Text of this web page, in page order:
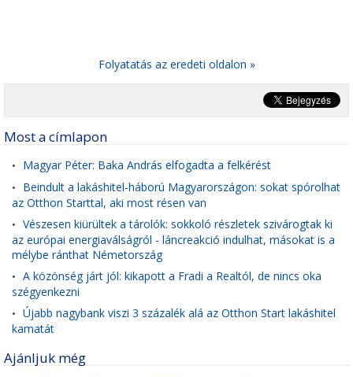
Folyatatás az eredeti oldalon »
Most a címlapon
• Magyar Péter: Baka András elfogadta a felkérést
• Beindult a lakáshitel-háború Magyarországon: sokat spórolhat
az Otthon Starttal, aki most résen van
• Vészesen kiürültek a tárolók: sokkoló részletek szivárogtak ki
az európai energiaválságról - láncreakció indulhat, másokat is a
mélybe ránthat Németország
• A közönség járt jól: kikapott a Fradi a Realtól, de nincs oka
szégyenkezni
• Újabb nagybank viszi 3 százalék alá az Otthon Start lakáshitel
kamatát
Ajánljuk még